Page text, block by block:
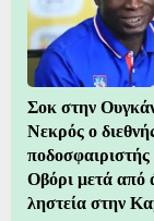
Σοκ στην
Νεκρός ο
ποδοσφαιριστής
Οβόρι μετά από
ληστεία στην